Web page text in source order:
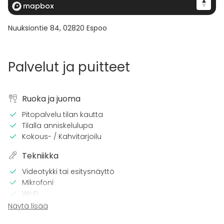
Nuuksiontie 84, 02820 Espoo
Palvelut ja puitteet
Ruoka ja juoma
Pitopalvelu tilan kautta
Tilalla anniskelulupa
Kokous- / Kahvitarjoilu
Tekniikka
Videotykki tai esitysnäyttö
Mikrofoni
Wi-Fi
CD / DVD -soitin
Näytä lisää